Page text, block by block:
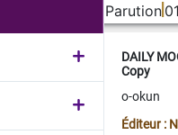
Parution
DAILY
Copy
o-okun
Éditeur :